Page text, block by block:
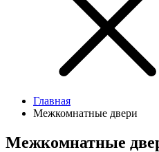
Главная
Межкомнатные двери
Межкомнатные